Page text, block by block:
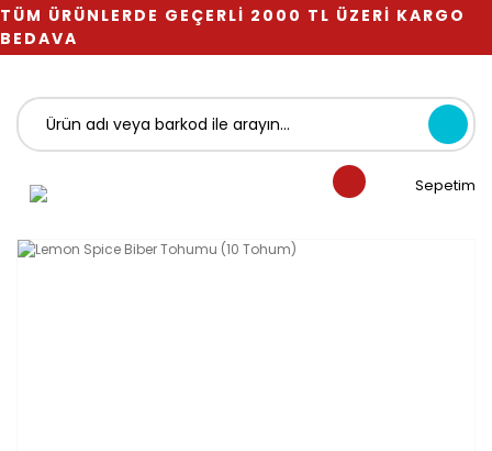
TÜM ÜRÜNLERDE GEÇERLİ 2000 TL ÜZERİ KARGO
BEDAVA
Sepetim